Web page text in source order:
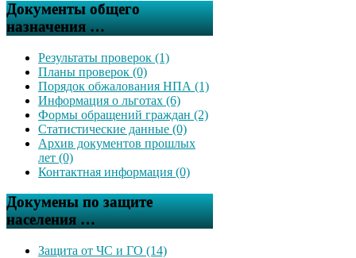
Документы общего
назначения …
Результаты проверок (1)
Планы проверок (0)
Порядок обжалования НПА (1)
Информация о льготах (6)
Формы обращений граждан (2)
Статистические данные (0)
Архив документов прошлых
лет (0)
Контактная информация (0)
Докумены по защите
населения …
Защита от ЧС и ГО (14)